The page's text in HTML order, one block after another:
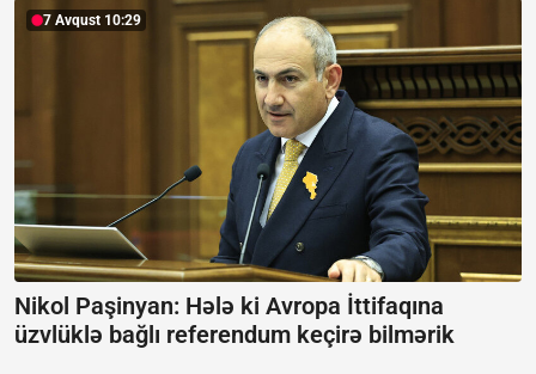
7 Avqust 10:29
Nikol Paşinyan: Hələ ki Avropa İttifaqına
üzvlüklə bağlı referendum keçirə bilmərik